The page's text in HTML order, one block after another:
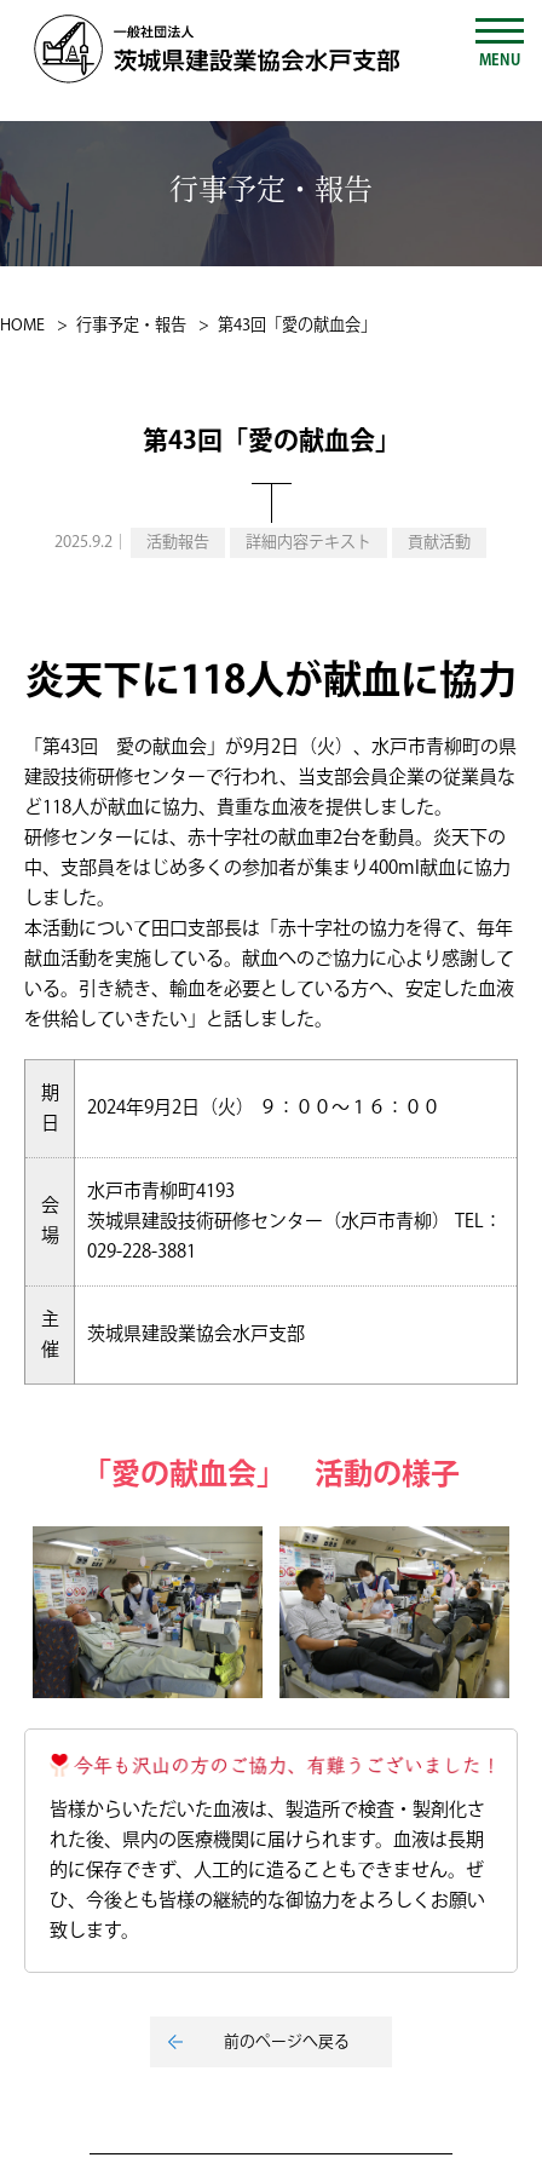
MENU
行事予定・報告
HOME 行事予定・報告 第43回「愛の献⾎会」
第43回「愛の献⾎会」
2025.9.2｜ 活動報告 詳細内容テキスト 貢献活動
炎天下に118人が献血に協力
「第43回 愛の献血会」が9月2日（火）、水戸市青柳町の県
建設技術研修センターで行われ、当支部会員企業の従業員な
ど118人が献血に協力、貴重な血液を提供しました。
研修センターには、赤十字社の献血車2台を動員。炎天下の
中、支部員をはじめ多くの参加者が集まり400ml献血に協力
しました。
本活動について田口支部長は「赤十字社の協力を得て、毎年
献血活動を実施している。献血へのご協力に心より感謝して
いる。引き続き、輸血を必要としている方へ、安定した血液
を供給していきたい」と話しました。
期
日
2024年9月2日（火） ９：００～１６：００
会
場
水戸市青柳町4193
茨城県建設技術研修センター（水戸市青柳） TEL：
029-228-3881
主
催
茨城県建設業協会水戸支部
「愛の献血会」 活動の様子
皆様からいただいた血液は、製造所で検査・製剤化さ
れた後、県内の医療機関に届けられます。血液は長期
的に保存できず、人工的に造ることもできません。ぜ
ひ、今後とも皆様の継続的な御協力をよろしくお願い
致します。
前のページへ戻る